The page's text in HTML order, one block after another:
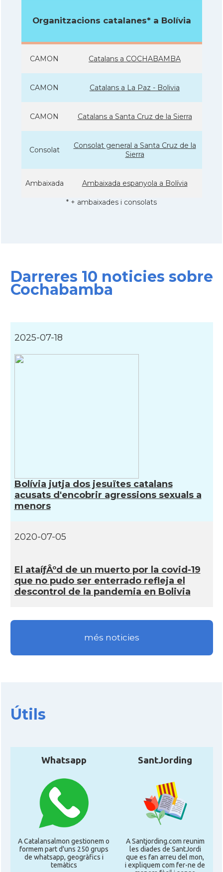
Organitzacions catalanes* a Bolívia
CAMON Catalans a COCHABAMBA
CAMON Catalans a La Paz - Bolivia
CAMON Catalans a Santa Cruz de la Sierra
Consolat
Consolat general a Santa Cruz de la
Sierra
Ambaixada Ambaixada espanyola a Bolívia
* + ambaixades i consolats
Darreres 10 noticies sobre
Cochabamba
2025-07-18
Bolívia jutja dos jesuïtes catalans
acusats d'encobrir agressions sexuals a
menors
2020-07-05
El ataíƒÂºd de un muerto por la covid-19
que no pudo ser enterrado refleja el
descontrol de la pandemia en Bolivia
més noticies
Útils
Whatsapp
A Catalansalmon gestionem o
formem part d'uns 250 grups
de whatsapp, geogràfics i
temàtics
SantJording
A Santjording.com reunim
les diades de SantJordi
que es fan arreu del mon,
i expliquem com fer-ne de